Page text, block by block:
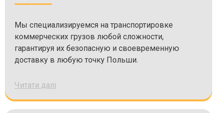
Мы специализируемся на транспортировке
коммерческих грузов любой сложности,
гарантируя их безопасную и своевременную
доставку в любую точку Польши.
Читати далі